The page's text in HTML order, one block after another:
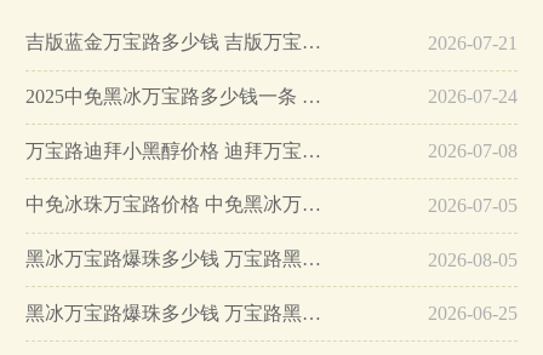
吉版蓝金万宝路多少钱 吉版万宝路蓝金价格… 2026-07-21
2025中免黑冰万宝路多少钱一条 中免黑冰万宝路价钱… 2026-07-24
万宝路迪拜小黑醇价格 迪拜万宝路小黑醇多少钱… 2026-07-08
中免冰珠万宝路价格 中免黑冰万宝路多少钱一条… 2026-07-05
黑冰万宝路爆珠多少钱 万宝路黑爆珠价格表图2025大全… 2026-08-05
黑冰万宝路爆珠多少钱 万宝路黑爆珠价格表图… 2026-06-25